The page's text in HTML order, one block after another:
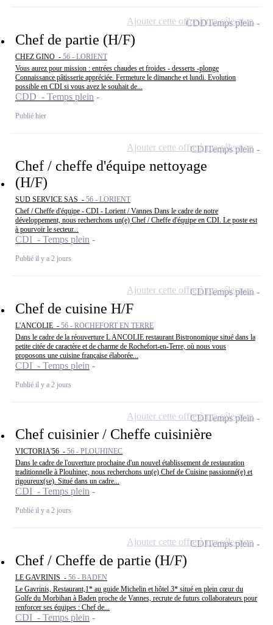
Chef de partie (H/F)
CHEZ GINO - 56 - LORIENT
Vous aurez pour mission : entrées chaudes et froides - desserts -plonge
Connaissance pâtisserie appréciée. Fermeture le dimanche et lundi. Evolution
possible en CDI si vous avez le souhait de...
CDD - Temps plein
Publié hier
CDDTemps plein
Ajouter cette offre à ma sélection
Chef / cheffe d'équipe nettoyage
(H/F)
SUD SERVICE SAS - 56 - LORIENT
Chef / Cheffe d'équipe - CDI - Lorient / Vannes Dans le cadre de notre
développement, nous recherchons un(e) Chef / Cheffe d'équipe en CDI. Le poste est
à pourvoir le secteur...
CDI - Temps plein
Publié il y a 2 jours
CDITemps plein
Ajouter cette offre à ma sélection
Chef de cuisine H/F
L'ANCOLIE - 56 - ROCHEFORT EN TERRE
Dans le cadre de la réouverture L ANCOLIE restaurant Bistronomique situé dans la
petite citée de caractère et de charme de Rochefort-en-Terre, où nous vous
proposons une cuisine française élaborée...
CDI - Temps plein
Publié il y a 2 jours
CDITemps plein
Ajouter cette offre à ma sélection
Chef cuisinier / Cheffe cuisinière
VICTORIA'56 - 56 - PLOUHINEC
Dans le cadre de l'ouverture prochaine d'un nouvel établissement de restauration
traditionnelle à Plouhinec, nous recherchons un(e) Chef de Cuisine passionné(e) et
rigoureux(se). Situé dans un cadre...
CDI - Temps plein
Publié il y a 2 jours
CDITemps plein
Ajouter cette offre à ma sélection
Chef / Cheffe de partie (H/F)
LE GAVRINIS - 56 - BADEN
Le Gavrinis, Restaurant,1* au guide Michelin et hôtel 3* situé en plein cœur du
Golfe du Morbihan à Baden proche de Vannes, recrute de futurs collaborateurs pour
renforcer ses équipes : Chef de...
CDI - Temps plein
CDITemps plein
Ajouter cette offre à ma sélection